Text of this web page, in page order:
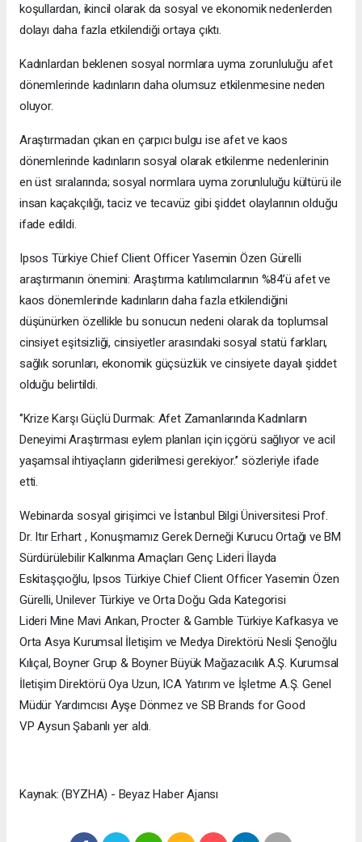
koşullardan, ikincil olarak da sosyal ve ekonomik nedenlerden
dolayı daha fazla etkilendiği ortaya çıktı.
Kadınlardan beklenen sosyal normlara uyma zorunluluğu afet
dönemlerinde kadınların daha olumsuz etkilenmesine neden
oluyor.
Araştırmadan çıkan en çarpıcı bulgu ise afet ve kaos
dönemlerinde kadınların sosyal olarak etkilenme nedenlerinin
en üst sıralarında; sosyal normlara uyma zorunluluğu kültürü ile
insan kaçakçılığı, taciz ve tecavüz gibi şiddet olaylarının olduğu
ifade edildi.
Ipsos Türkiye Chief Client Officer Yasemin Özen Gürelli
araştırmanın önemini: Araştırma katılımcılarının %84’ü afet ve
kaos dönemlerinde kadınların daha fazla etkilendiğini
düşünürken özellikle bu sonucun nedeni olarak da toplumsal
cinsiyet eşitsizliği, cinsiyetler arasındaki sosyal statü farkları,
sağlık sorunları, ekonomik güçsüzlük ve cinsiyete dayalı şiddet
olduğu belirtildi.
‘’Krize Karşı Güçlü Durmak: Afet Zamanlarında Kadınların
Deneyimi Araştırması eylem planları için içgörü sağlıyor ve acil
yaşamsal ihtiyaçların giderilmesi gerekiyor.’’ sözleriyle ifade
etti.
Webinarda sosyal girişimci ve İstanbul Bilgi Üniversitesi Prof.
Dr. Itır Erhart , Konuşmamız Gerek Derneği Kurucu Ortağı ve BM
Sürdürülebilir Kalkınma Amaçları Genç Lideri İlayda
Eskitaşçıoğlu, Ipsos Türkiye Chief Client Officer Yasemin Özen
Gürelli, Unilever Türkiye ve Orta Doğu Gıda Kategorisi
Lideri Mine Mavi Arıkan, Procter & Gamble Türkiye Kafkasya ve
Orta Asya Kurumsal İletişim ve Medya Direktörü Nesli Şenoğlu
Kılıçal, Boyner Grup & Boyner Büyük Mağazacılık A.Ş. Kurumsal
İletişim Direktörü Oya Uzun, ICA Yatırım ve İşletme A.Ş. Genel
Müdür Yardımcısı Ayşe Dönmez ve SB Brands for Good
VP Aysun Şabanlı yer aldı.
Kaynak: (BYZHA) - Beyaz Haber Ajansı